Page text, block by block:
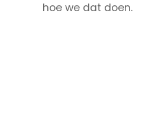
hoe we dat doen.